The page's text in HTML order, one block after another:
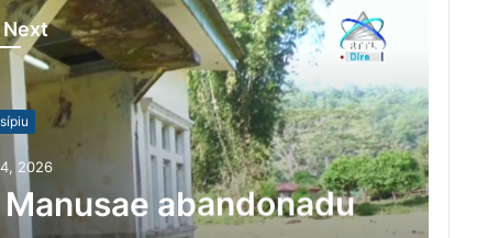
Next
Kalan
2026
Prioridade ba Setór
Produtivu